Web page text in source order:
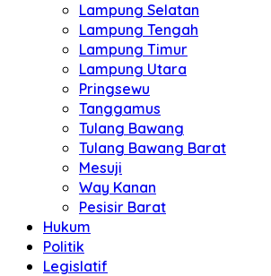
Lampung Selatan
Lampung Tengah
Lampung Timur
Lampung Utara
Pringsewu
Tanggamus
Tulang Bawang
Tulang Bawang Barat
Mesuji
Way Kanan
Pesisir Barat
Hukum
Politik
Legislatif